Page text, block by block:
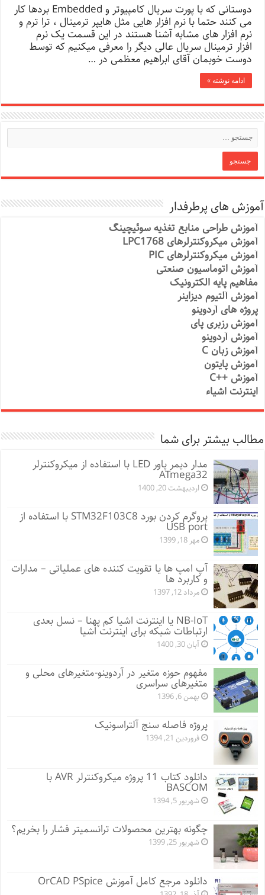
دوستانی که با پورت سریال کامپیوتر و Embedded بردها کار
می کنند حتما با نرم افزار هایی مثل هایپر ترمینال ، ترا ترم و
نرم افزار های مشابه آشنا هستند در این قسمت یک نرم
افزار ترمینال سریال عالی دیگر را معرفی میکنیم که توسط
دوست خوبمان آقای ابراهیم معظمی در …
ادامه نوشته »
آموزش های پرطرفدار
آموزش طراحی منابع تغذیه سوئیچینگ
آموزش میکروکنترلرهای LPC1768
آموزش میکروکنترلرهای PIC
آموزش اتوماسیون صنعتی
مفاهیم پایه الکترونیک
آموزش آلتیوم دیزاینر
پروژه های آردوینو
آموزش رزبری پای
آموزش آردوینو
آموزش زبان C
آموزش پایتون
آموزش ++C
اینترنت اشیاء
مطالب بیشتر برای شما
مدار دیمر پاور LED با استفاده از میکروکنترلر
ATmega32
اردیبهشت 20, 1400
پروگرم کردن بورد STM32F103C8 با استفاده از
USB port
مهر 18, 1399
آپ امپ ها یا تقویت کننده های عملیاتی – مدارات
و کاربرد ها
مرداد 12, 1397
NB-IoT یا اینترنت اشیا کم پهنا – نسل بعدی
ارتباطات شبکه برای اینترنت اشیا
آبان 30, 1400
مفهوم حوزه متغیر در آردوینو-متغیرهای محلی و
متغیرهای سراسری
بهمن 6, 1396
پروژه فاصله سنج آلتراسونیک
فروردین 21, 1394
دانلود کتاب 11 پروژه میکروکنترلر AVR با
BASCOM
شهریور 5, 1394
چگونه بهترین محصولات ترانسمیتر فشار را بخریم؟
شهریور 25, 1399
دانلود مرجع کامل آموزش OrCAD PSpice